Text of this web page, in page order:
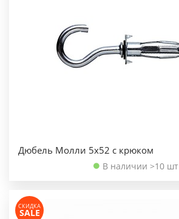
Дюбель Молли 5х52 с крюком
В наличии >10 шт
СКИДКА
SALE